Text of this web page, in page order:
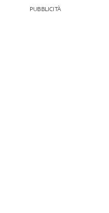
PUBBLICITÀ